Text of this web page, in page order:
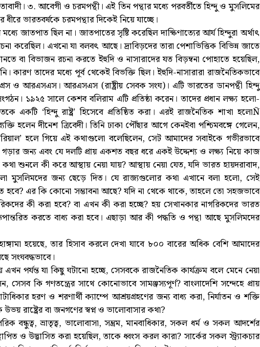
৩. আবেগী ও চরমপন্থী। এই তিন পন্থার মধ্যে পরবর্তীতে হিন্দু ও মুসলিমের
ধীরে ভারতবর্ষকে চরমপন্থার দিকেই নিয়ে যাচ্ছে।
জাতপাত ছিল না। জাতপাতের সৃষ্টি করেছিল দাক্ষিণাত্যের আর্য হিন্দুরা অর্থাৎ
করেছিল। এখনো যা বলবৎ আছে। দ্রাবিড়দের তারা পেশাভিত্তিক বিভিন্ন জাতে
বা বিভাজন রচনা করতে ইহুদি ও নাসারাদের যত বিড়ম্বনা পোহাতে হয়েছিল,
কারণ তাদের মধ্যে পূর্ব থেকেই বিভক্তি ছিল। ইহুদি-নাসারারা রাজনৈতিকভাবে
ও আরএসএস। আরএসএস (রাষ্ট্রীয় সেবক সংঘ)। এটি ভারতের ডানপন্থী হিন্দু
১৯২৫ সালে কেশব বলিরাম এটি প্রতিষ্ঠা করেন। তাদের প্রধান লক্ষ্য হলো-
একটি ‘হিন্দু রাষ্ট্র’ হিসেবে প্রতিষ্ঠিত করা। এরই রাজনৈতিক শাখা হলোÑ
হলেন দীনেশ ত্রিবেদী। তিনি ঢাকা পৌঁছার আগে কেনইবা পশ্চিমবঙ্গে গেলেন,
হলে গিয়ে এই কথাগুলো বলেছিলেন, সেট আমাদের সবাইকে গভীরভাবে
গড়ার জন্য এবং যে দলটি প্রায় একশত বছর ধরে একই উদ্দেশ্য ও লক্ষ্য নিয়ে কাজ
শুনলে কী করে আস্থায় নেয়া যায়? আস্থায় নেয়া যেত, যদি ভারত হায়দরাবাদ,
মুসলিমদের জন্য ছেড়ে দিত। যে রাজ্যগুলোর কথা এখানে বলা হলো, সেই
হবে? এর কি কোনো সম্ভাবনা আছে? যদি না থেকে থাকে, তাহলে তো সহজভাবে
কী করা হবে? বা এখন কী করা হচ্ছে? হয় সেখানকার নাগরিকদের ভারত
করতে বাধ্য করা হবে। এছাড়া আর কী পদ্ধতি ও পন্থা আছে মুসলিমদের
হয়েছে, তার হিসাব করলে দেখা যাবে ৮০০ বারের অধিক বেশি আমাদের
সংঘবদ্ধভাবে।
পর্যন্ত যা কিছু ঘটানো হচ্ছে, সেসবকে রাজনৈতিক কার্যক্রম বলে মেনে নেয়া
সেসব কি গণতন্ত্রের সাথে কোনোভাবে সামঞ্জস্যপূর্ণ? বাংলাদেশি সন্দেহে প্রায়
হরণ ও শরণার্থী ক্যাম্পে আশ্রয়গ্রহণের জন্য বাধ্য করা, নির্যাতন ও শক্তি
রাষ্ট্রের বা জনগণের স্বপ্ন ও ভালোবাসার কথা?
বন্ধুত্ব, ভ্রাতৃত্ব, ভালোবাসা, সম্ভ্রম, মানবাধিকার, সকল ধর্ম ও সকল আদর্শের
ও উদ্ভাসিত করা হয়েছিল, তাকে ধ্বংস করল কারা? সার্কের সকল স্ট্র্যাকচার